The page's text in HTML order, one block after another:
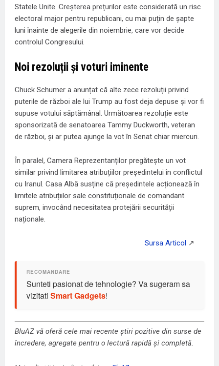
Statele Unite. Creșterea prețurilor este considerată un risc
electoral major pentru republicani, cu mai puțin de șapte
luni înainte de alegerile din noiembrie, care vor decide
controlul Congresului.
Noi rezoluții și voturi iminente
Chuck Schumer a anunțat că alte zece rezoluții privind
puterile de război ale lui Trump au fost deja depuse și vor fi
supuse votului săptămânal. Următoarea rezoluție este
sponsorizată de senatoarea Tammy Duckworth, veteran
de război, și ar putea ajunge la vot în Senat chiar miercuri.
În paralel, Camera Reprezentanților pregătește un vot
similar privind limitarea atribuțiilor președintelui în conflictul
cu Iranul. Casa Albă susține că președintele acționează în
limitele atribuțiilor sale constituționale de comandant
suprem, invocând necesitatea protejării securității
naționale.
Sunteti pasionat de tehnologie? Va sugeram sa
vizitati Smart Gadgets!
BluAZ vă oferă cele mai recente știri pozitive din surse de
încredere, agregate pentru o lectură rapidă și completă.